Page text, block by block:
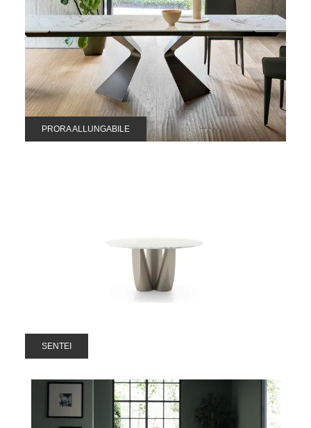
PRORA ALLUNGABILE
SENTEI